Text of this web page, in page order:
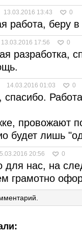
13.03.2016 13:43 0
работа, беру в
13.03.2016 17:56 0
разработка,
14.03.2016 01:03 0
провожают
будет лишь
20:56 0
для нас, на
грамотно